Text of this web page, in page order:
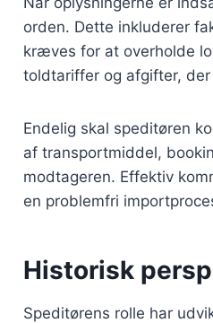
orden. Dette inkluderer
kræves for at overholde
toldtariffer og afgifter,
Endelig skal speditøren
af transportmiddel,
modtageren. Effektiv
en problemfri
Historisk
Speditørens rolle har